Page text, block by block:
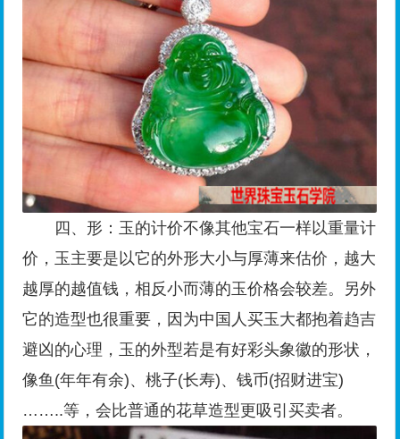
四、形：玉的计价不像其他宝石一样以重量计
价，玉主要是以它的外形大小与厚薄来估价，越大
越厚的越值钱，相反小而薄的玉价格会较差。另外
它的造型也很重要，因为中国人买玉大都抱着趋吉
避凶的心理，玉的外型若是有好彩头象徽的形状，
像鱼(年年有余)、桃子(长寿)、钱币(招财进宝)
……..等，会比普通的花草造型更吸引买卖者。